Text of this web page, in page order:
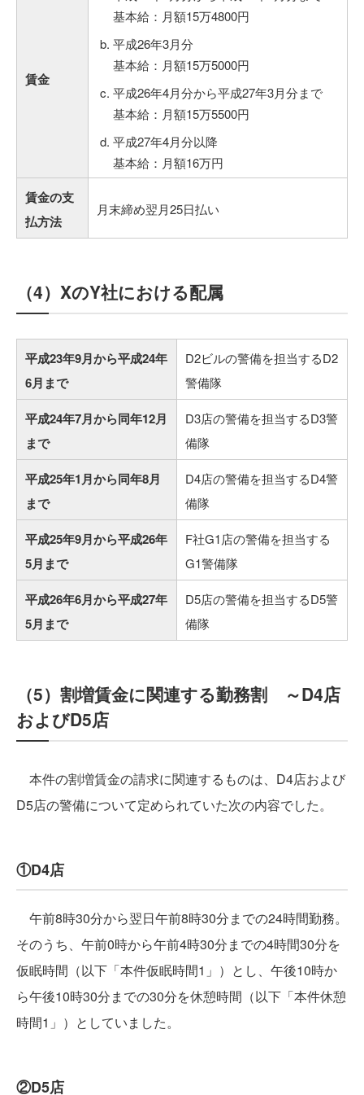
賃金
基本給：月額15万4800円
平成26年3月分
基本給：月額15万5000円
平成26年4月分から平成27年3月分まで
基本給：月額15万5500円
平成27年4月分以降
基本給：月額16万円
賃金の支
払方法
月末締め翌月25日払い
（4）XのY社における配属
平成23年9月から平成24年
6月まで
D2ビルの警備を担当するD2
警備隊
平成24年7月から同年12月
まで
D3店の警備を担当するD3警
備隊
平成25年1月から同年8月
まで
D4店の警備を担当するD4警
備隊
平成25年9月から平成26年
5月まで
F社G1店の警備を担当する
G1警備隊
平成26年6月から平成27年
5月まで
D5店の警備を担当するD5警
備隊
（5）割増賃金に関連する勤務割 ～D4店
およびD5店
本件の割増賃金の請求に関連するものは、D4店および
D5店の警備について定められていた次の内容でした。
①D4店
午前8時30分から翌日午前8時30分までの24時間勤務。
そのうち、午前0時から午前4時30分までの4時間30分を
仮眠時間（以下「本件仮眠時間1」）とし、午後10時か
ら午後10時30分までの30分を休憩時間（以下「本件休憩
時間1」）としていました。
②D5店